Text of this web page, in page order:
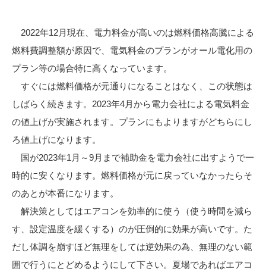
2022年12月現在、電力料金が高いのは燃料価格高騰による
燃料費調整額が原因で、電気料金のプランがオール電化用の
プラン等の場合特に高くなっています。
すぐには燃料価格が元通りになることはなく、この状態は
しばらく続きます。2023年4月から電力会社による電気料金
の値上げが実施されます。プランにもよりますがどちらにし
ろ値上げになります。
国が2023年1月～9月まで補助金を電力会社に出すようで一
時的に安くなります。燃料価格が元に戻っていなかったらそ
のあとが本番になります。
解決策としてはエアコンを効率的に使う（使う時間を減ら
す、設定温度を緩くする）のが圧倒的に効果が高いです。た
だし体調を崩すほど無理をしては逆効果の為、無理のない範
囲で行うにとどめるようにして下さい。夏場であればエアコ